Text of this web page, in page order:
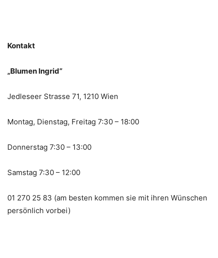
Kontakt
„Blumen Ingrid“
Jedleseer Strasse 71, 1210 Wien
Montag, Dienstag, Freitag 7:30 – 18:00
Donnerstag 7:30 – 13:00
Samstag 7:30 – 12:00
01 270 25 83 (am besten kommen sie mit ihren Wünschen
persönlich vorbei)